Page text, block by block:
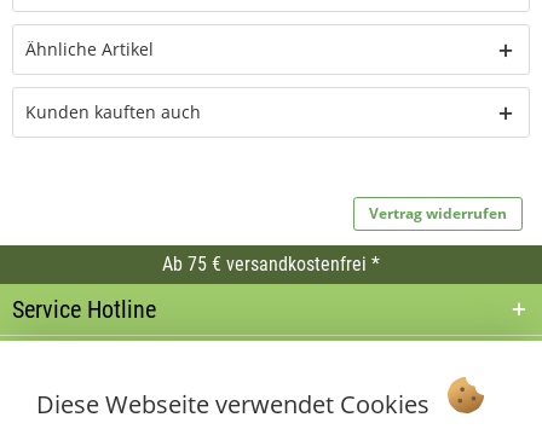
Ähnliche Artikel
Kunden kauften auch
Vertrag widerrufen
Ab 75 € versandkostenfrei *
Service Hotline
Informationen
Diese Webseite verwendet Cookies